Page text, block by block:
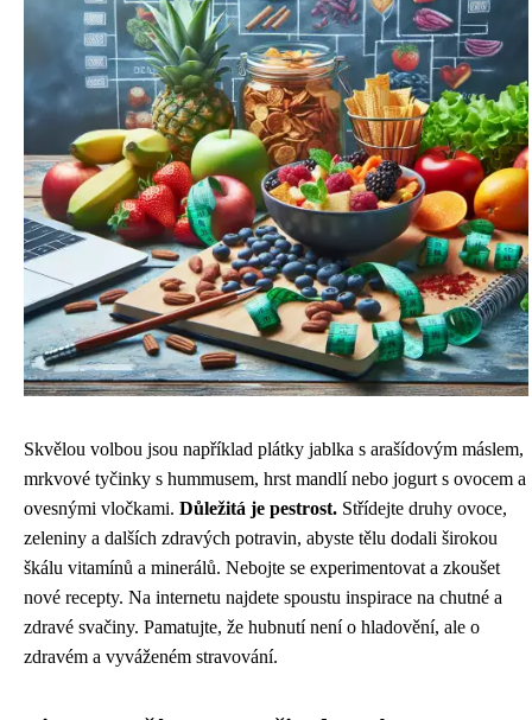
Skvělou volbou jsou například plátky jablka s arašídovým máslem,
mrkvové tyčinky s hummusem, hrst mandlí nebo jogurt s ovocem a
ovesnými vločkami. Důležitá je pestrost. Střídejte druhy ovoce,
zeleniny a dalších zdravých potravin, abyste tělu dodali širokou
škálu vitamínů a minerálů. Nebojte se experimentovat a zkoušet
nové recepty. Na internetu najdete spoustu inspirace na chutné a
zdravé svačiny. Pamatujte, že hubnutí není o hladovění, ale o
zdravém a vyváženém stravování.